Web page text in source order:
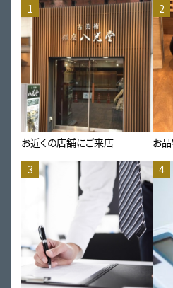
1
お近くの店舗にご来店
2
お
3 4